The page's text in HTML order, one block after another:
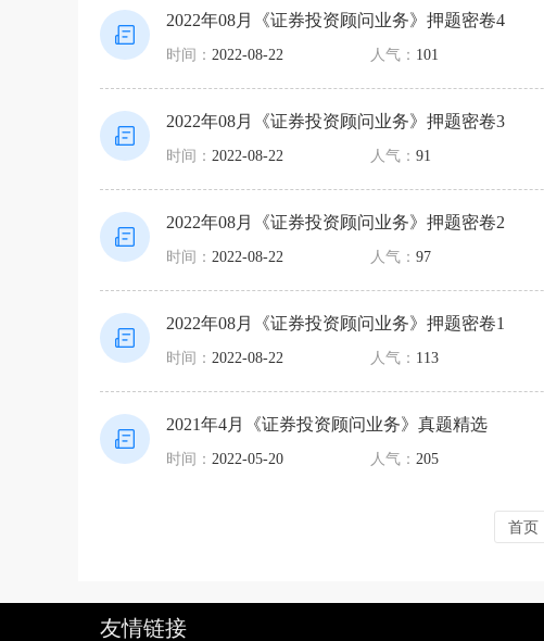
2022年08月《证券投资顾问业务》押题密卷4
时间： 2022-08-22 人气： 101
2022年08月《证券投资顾问业务》押题密卷3
时间： 2022-08-22 人气： 91
2022年08月《证券投资顾问业务》押题密卷2
时间： 2022-08-22 人气： 97
2022年08月《证券投资顾问业务》押题密卷1
时间： 2022-08-22 人气： 113
2021年4月《证券投资顾问业务》真题精选
时间： 2022-05-20 人气： 205
首页
友情链接